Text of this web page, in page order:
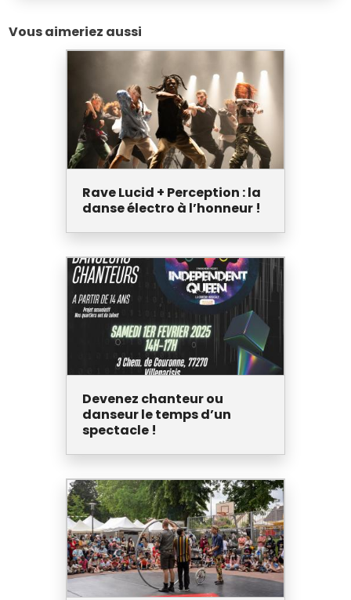
Vous aimeriez aussi
Rave Lucid + Perception : la
danse électro à l’honneur !
Devenez chanteur ou
danseur le temps d’un
spectacle !